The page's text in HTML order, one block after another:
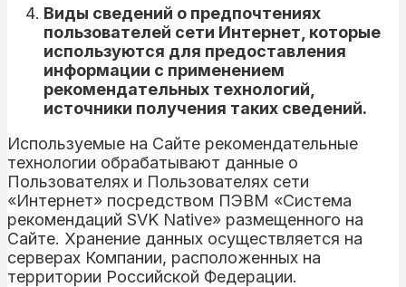
Виды сведений о предпочтениях
пользователей сети Интернет, которые
используются для предоставления
информации с применением
рекомендательных технологий,
источники получения таких сведений.
Используемые на Сайте рекомендательные
технологии обрабатывают данные о
Пользователях и Пользователях сети
«Интернет» посредством ПЭВМ «Система
рекомендаций SVK Native» размещенного на
Сайте. Хранение данных осуществляется на
серверах Компании, расположенных на
территории Российской Федерации.